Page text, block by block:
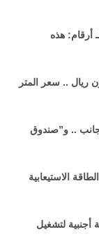
هذه
في المدينة المنورة بـ 162 مليون ريال .. سعر المتر
.. و”صندوق
الاستيعابية
لتشغيل